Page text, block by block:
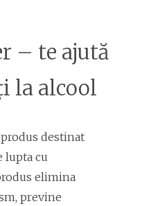
– te ajută
la alcool
destinat
lupta cu
elimina
previne